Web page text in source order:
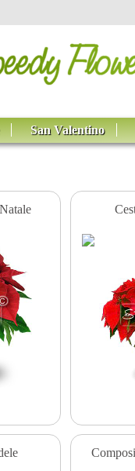
San Valentino